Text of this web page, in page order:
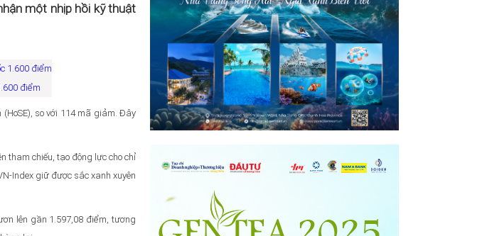
một nhịp hồi kỹ thuật
điểm
so với 114 mã giảm. Đây
tham chiếu, tạo động lực cho chỉ
Index giữ được sắc xanh xuyên
lên gần 1.597,08 điểm, tương